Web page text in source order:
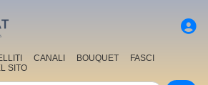
CANALI BOUQUET
FASCI
SITO